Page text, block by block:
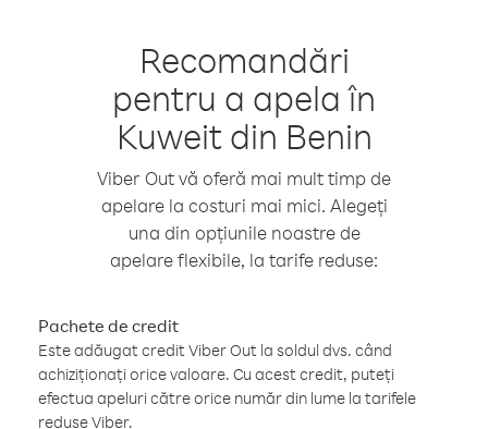
Recomandări
pentru a apela în
Kuweit din Benin
Viber Out vă oferă mai mult timp de
apelare la costuri mai mici. Alegeți
una din opțiunile noastre de
apelare flexibile, la tarife reduse:
Pachete de credit
Este adăugat credit Viber Out la soldul dvs. când
achiziționați orice valoare. Cu acest credit, puteți
efectua apeluri către orice număr din lume la tarifele
reduse Viber.